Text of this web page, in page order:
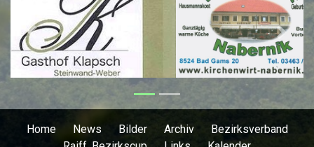
Previous Next
Home News Bilder Archiv
Bezirksverband